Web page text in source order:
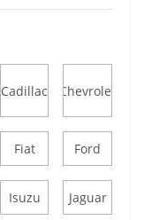
Cadillac Chevrolet
Fiat Ford
Isuzu Jaguar